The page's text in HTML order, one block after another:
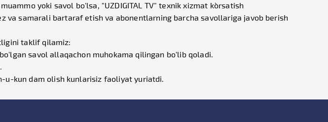
yoki savol bo'lsa, "UZDIGITAL TV" texnik xizmat ko`rsatish
samarali bartaraf etish va abonentlarning barcha savollariga javob berish
taklif qilamiz:
savol allaqachon muhokama qilingan bo'lib qoladi.
u-kun dam olish kunlarisiz faoliyat yuriatdi.